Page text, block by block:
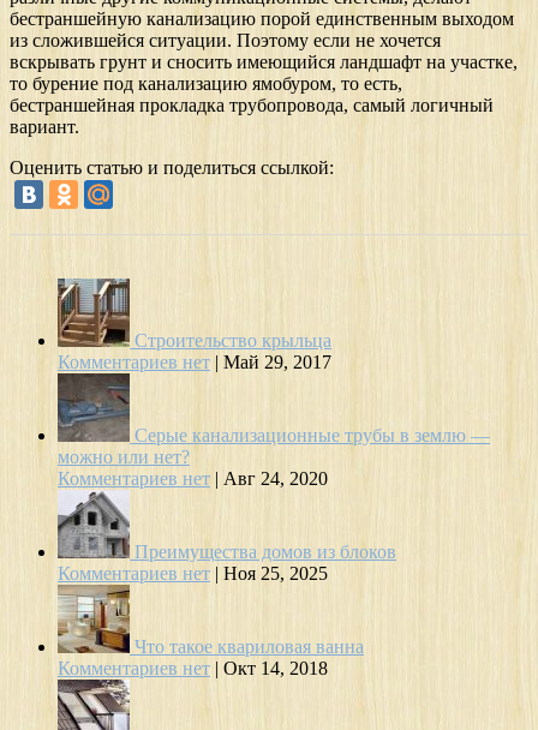
бестраншейную канализацию порой единственным выходом
из сложившейся ситуации. Поэтому если не хочется
вскрывать грунт и сносить имеющийся ландшафт на участке,
то бурение под канализацию ямобуром, то есть,
бестраншейная прокладка трубопровода, самый логичный
вариант.
Оценить статью и поделиться ссылкой:
Строительство крыльца
Комментариев нет | Май 29, 2017
Серые канализационные трубы в землю —
можно или нет?
Комментариев нет | Авг 24, 2020
Преимущества домов из блоков
Комментариев нет | Ноя 25, 2025
Что такое квариловая ванна
Комментариев нет | Окт 14, 2018